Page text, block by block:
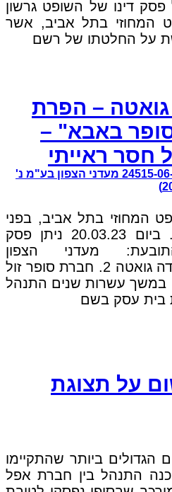
דינו של השופט גרשון
המחוזי בתל אביב, אשר
על החלטתו של רשם
גואטה – הפרת
באבא" –
חסר ראייתי
ת"א (מחוזי תל אביב-יפו) 24515-06-17 מעדני הצפון בע"מ נ'
המחוזי בתל אביב, בפני
השופט גרשון גוטובניק. ביום 20.03.23 ניתן פסק
מעדני הצפון
בע"מ; הנתבעים: 1. יהודה גואטה 2. חברת סופר זול
במשך עשרות שנים התנהל
בית עסק בשם
על תצוגת
ביותר שהתקיימו
התנהל בין חברת אפל